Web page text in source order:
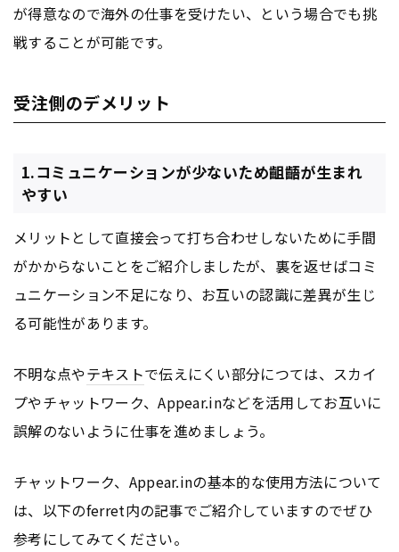
が得意なので海外の仕事を受けたい、という場合でも挑
戦することが可能です。
受注側のデメリット
1.コミュニケーションが少ないため齟齬が生まれ
やすい
メリットとして直接会って打ち合わせしないために手間
がかからないことをご紹介しましたが、裏を返せばコミ
ュニケーション不足になり、お互いの認識に差異が生じ
る可能性があります。
不明な点やテキストで伝えにくい部分につては、スカイ
プやチャットワーク、Appear.inなどを活用してお互いに
誤解のないように仕事を進めましょう。
チャットワーク、Appear.inの基本的な使用方法について
は、以下のferret内の記事でご紹介していますのでぜひ
参考にしてみてください。